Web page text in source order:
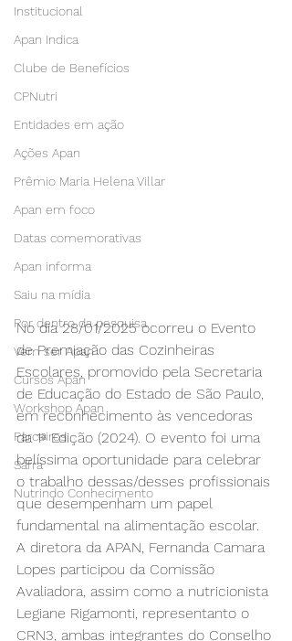
Institucional
Apan Indica
Clube de Benefícios
CPNutri
Entidades em ação
Ações Apan
Prêmio Maria Helena Villar
Apan em foco
Datas comemorativas
Apan informa
Saiu na mídia
Por dentro da pesquisa
Vem ser Apan
Cursos Apan
Workshop Apan
Parceiros
Safra
Nutrindo Conhecimento
No dia 28/01/2025 ocorreu o Evento
de Premiação das Cozinheiras
Escolares, promovido pela Secretaria
de Educação do Estado de São Paulo,
em reconhecimento às vencedoras
da 1ª Edição (2024). O evento foi uma
belíssima oportunidade para celebrar
o trabalho dessas/desses profissionais
que desempenham um papel
fundamental na alimentação escolar.
A diretora da APAN, Fernanda Camara
Lopes participou da Comissão
Avaliadora, assim como a nutricionista
Legiane Rigamonti, representanto o
CRN3, ambas integrantes do Conselho